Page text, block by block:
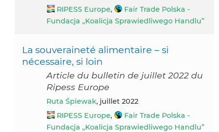
RIPESS Europe,
Fair Trade Polska -
Fundacja „Koalicja Sprawiedliwego Handlu”
La souveraineté alimentaire – si
nécessaire, si loin
Article du bulletin de juillet 2022 du
Ripess Europe
Ruta Śpiewak, juillet 2022
RIPESS Europe,
Fair Trade Polska -
Fundacja „Koalicja Sprawiedliwego Handlu”